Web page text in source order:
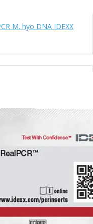
M. hyo DNA IDEXX